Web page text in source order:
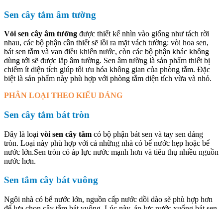
Sen cây tắm âm tường
Vòi sen cây âm tường được thiết kế nhìn vào giống như tách rời
nhau, các bộ phận cần thiết sẽ lồi ra mặt vách tường: vòi hoa sen,
bát sen tắm và van điều khiển nước, còn các bộ phận khác không
dùng tới sẽ được lắp âm tường. Sen âm tường là sản phẩm thiết bị
chiếm ít diện tích giúp tối ưu hóa không gian của phòng tắm. Đặc
biệt là sản phẩm này phù hợp với phòng tắm diện tích vừa và nhỏ.
PHÂN LOẠI THEO KIỂU DÁNG
Sen cây tắm bát tròn
Đây là loại vòi sen cây tắm có bộ phận bát sen và tay sen dáng
tròn. Loại này phù hợp với cả những nhà có bể nước hẹp hoặc bể
nước lớn.Sen tròn có áp lực nước mạnh hơn và tiêu thụ nhiều nguồn
nước hơn.
Sen tắm cây bát vuông
Ngôi nhà có bể nước lớn, nguồn cấp nước dồi dào sẽ phù hợp hơn